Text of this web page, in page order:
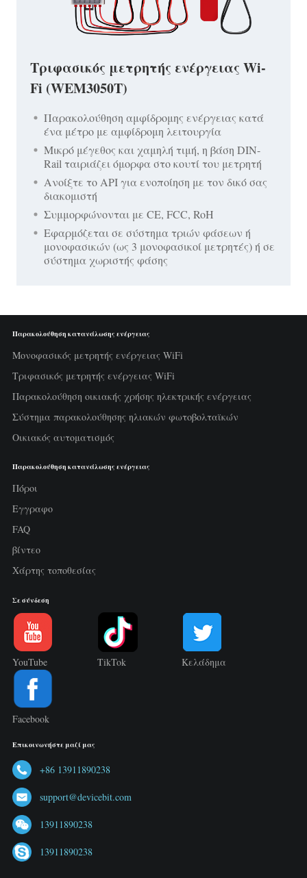
Τριφασικός μετρητής ενέργειας Wi-
Fi (WEM3050T)
Παρακολούθηση αμφίδρομης ενέργειας κατά
ένα μέτρο με αμφίδρομη λειτουργία
Μικρό μέγεθος και χαμηλή τιμή, η βάση DIN-
Rail ταιριάζει όμορφα στο κουτί του μετρητή
Ανοίξτε το API για ενοποίηση με τον δικό σας
διακομιστή
Συμμορφώνονται με CE, FCC, RoH
Εφαρμόζεται σε σύστημα τριών φάσεων ή
μονοφασικών (ως 3 μονοφασικοί μετρητές) ή σε
σύστημα χωριστής φάσης
Παρακολούθηση κατανάλωσης ενέργειας
Μονοφασικός μετρητής ενέργειας WiFi
Τριφασικός μετρητής ενέργειας WiFi
Παρακολούθηση οικιακής χρήσης ηλεκτρικής ενέργειας
Σύστημα παρακολούθησης ηλιακών φωτοβολταϊκών
Οικιακός αυτοματισμός
Παρακολούθηση κατανάλωσης ενέργειας
Πόροι
Εγγραφο
FAQ
βίντεο
Χάρτης τοποθεσίας
Σε σύνδεση
YouTube TikTok Κελάδημα
Facebook
Επικοινωνήστε μαζί μας
+86 13911890238
support@devicebit.com
13911890238
13911890238